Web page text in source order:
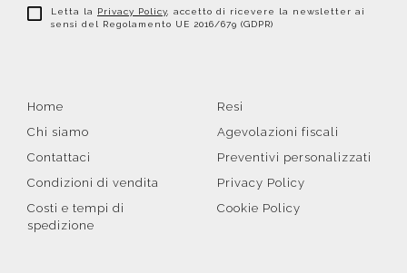
Letta la Privacy Policy , accetto di ricevere la newsletter ai
sensi del Regolamento UE 2016/679 (GDPR)
Home
Chi siamo
Contattaci
Condizioni di vendita
Costi e tempi di
spedizione
Resi
Agevolazioni fiscali
Preventivi personalizzati
Privacy Policy
Cookie Policy